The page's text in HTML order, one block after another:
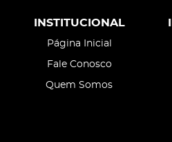
INSTITUCIONAL
Página Inicial
Fale Conosco
Quem Somos